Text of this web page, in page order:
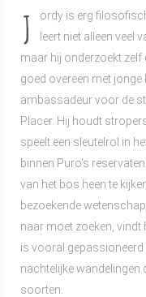
J
ordy is erg
leert niet alleen veel
maar hij onderzoekt zelf
goed overeen met jonge
ambassadeur voor de
Placer. Hij houdt
speelt een sleutelrol in
binnen Puro’s
van het bos heen te
bezoekende
naar moet zoeken, vindt
is vooral
nachtelijke
soorten.